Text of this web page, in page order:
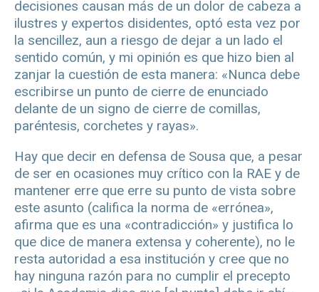
decisiones causan más de un dolor de cabeza a
ilustres y expertos disidentes, optó esta vez por
la sencillez, aun a riesgo de dejar a un lado el
sentido común, y mi opinión es que hizo bien al
zanjar la cuestión de esta manera: «Nunca debe
escribirse un punto de cierre de enunciado
delante de un signo de cierre de comillas,
paréntesis, corchetes y rayas».
Hay que decir en defensa de Sousa que, a pesar
de ser en ocasiones muy crítico con la RAE y de
mantener erre que erre su punto de vista sobre
este asunto (califica la norma de «errónea»,
afirma que es una «contradicción» y justifica lo
que dice de manera extensa y coherente), no le
resta autoridad a esa institución y cree que no
hay ninguna razón para no cumplir el precepto